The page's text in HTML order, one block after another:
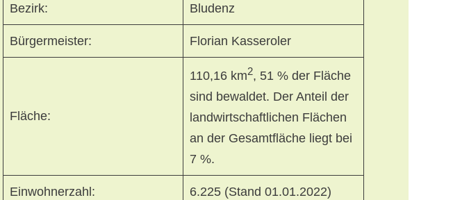
Bezirk: Bludenz
Bürgermeister: Florian Kasseroler
Fläche:
110,16 km2, 51 % der Fläche
sind bewaldet. Der Anteil der
landwirtschaftlichen Flächen
an der Gesamtfläche liegt bei
7 %.
Einwohnerzahl: 6.225 (Stand 01.01.2022)